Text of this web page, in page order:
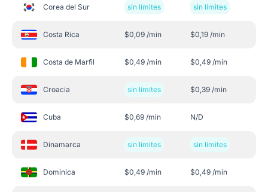
Corea del Sur sin límites sin límites
Costa Rica $0,09 /min $0,19 /min
Costa de Marfil $0,49 /min $0,49 /min
Croacia sin límites $0,39 /min
Cuba $0,69 /min N/D
Dinamarca sin límites sin límites
Dominica $0,49 /min $0,49 /min